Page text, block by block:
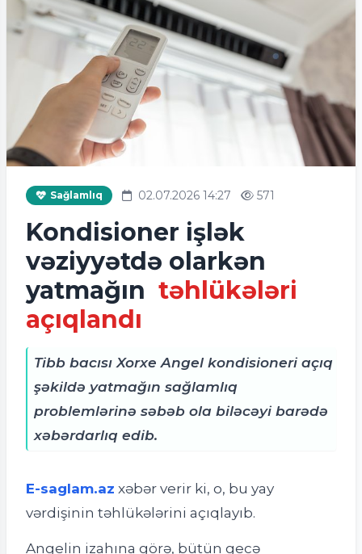
Sağlamlıq 02.07.2026 14:27 571
Kondisioner işlək
vəziyyətdə olarkən
yatmağın təhlükələri
açıqlandı
Tibb bacısı Xorxe Angel kondisioneri açıq
şəkildə yatmağın sağlamlıq
problemlərinə səbəb ola biləcəyi barədə
xəbərdarlıq edib.
E-saglam.az xəbər verir ki, o, bu yay
vərdişinin təhlükələrini açıqlayıb.
Angelin izahına görə, bütün gecə